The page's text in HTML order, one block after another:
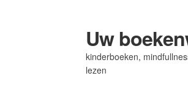
Ga
door
naar
Ga
naar
de
Uw
kinderboeken,
lezen